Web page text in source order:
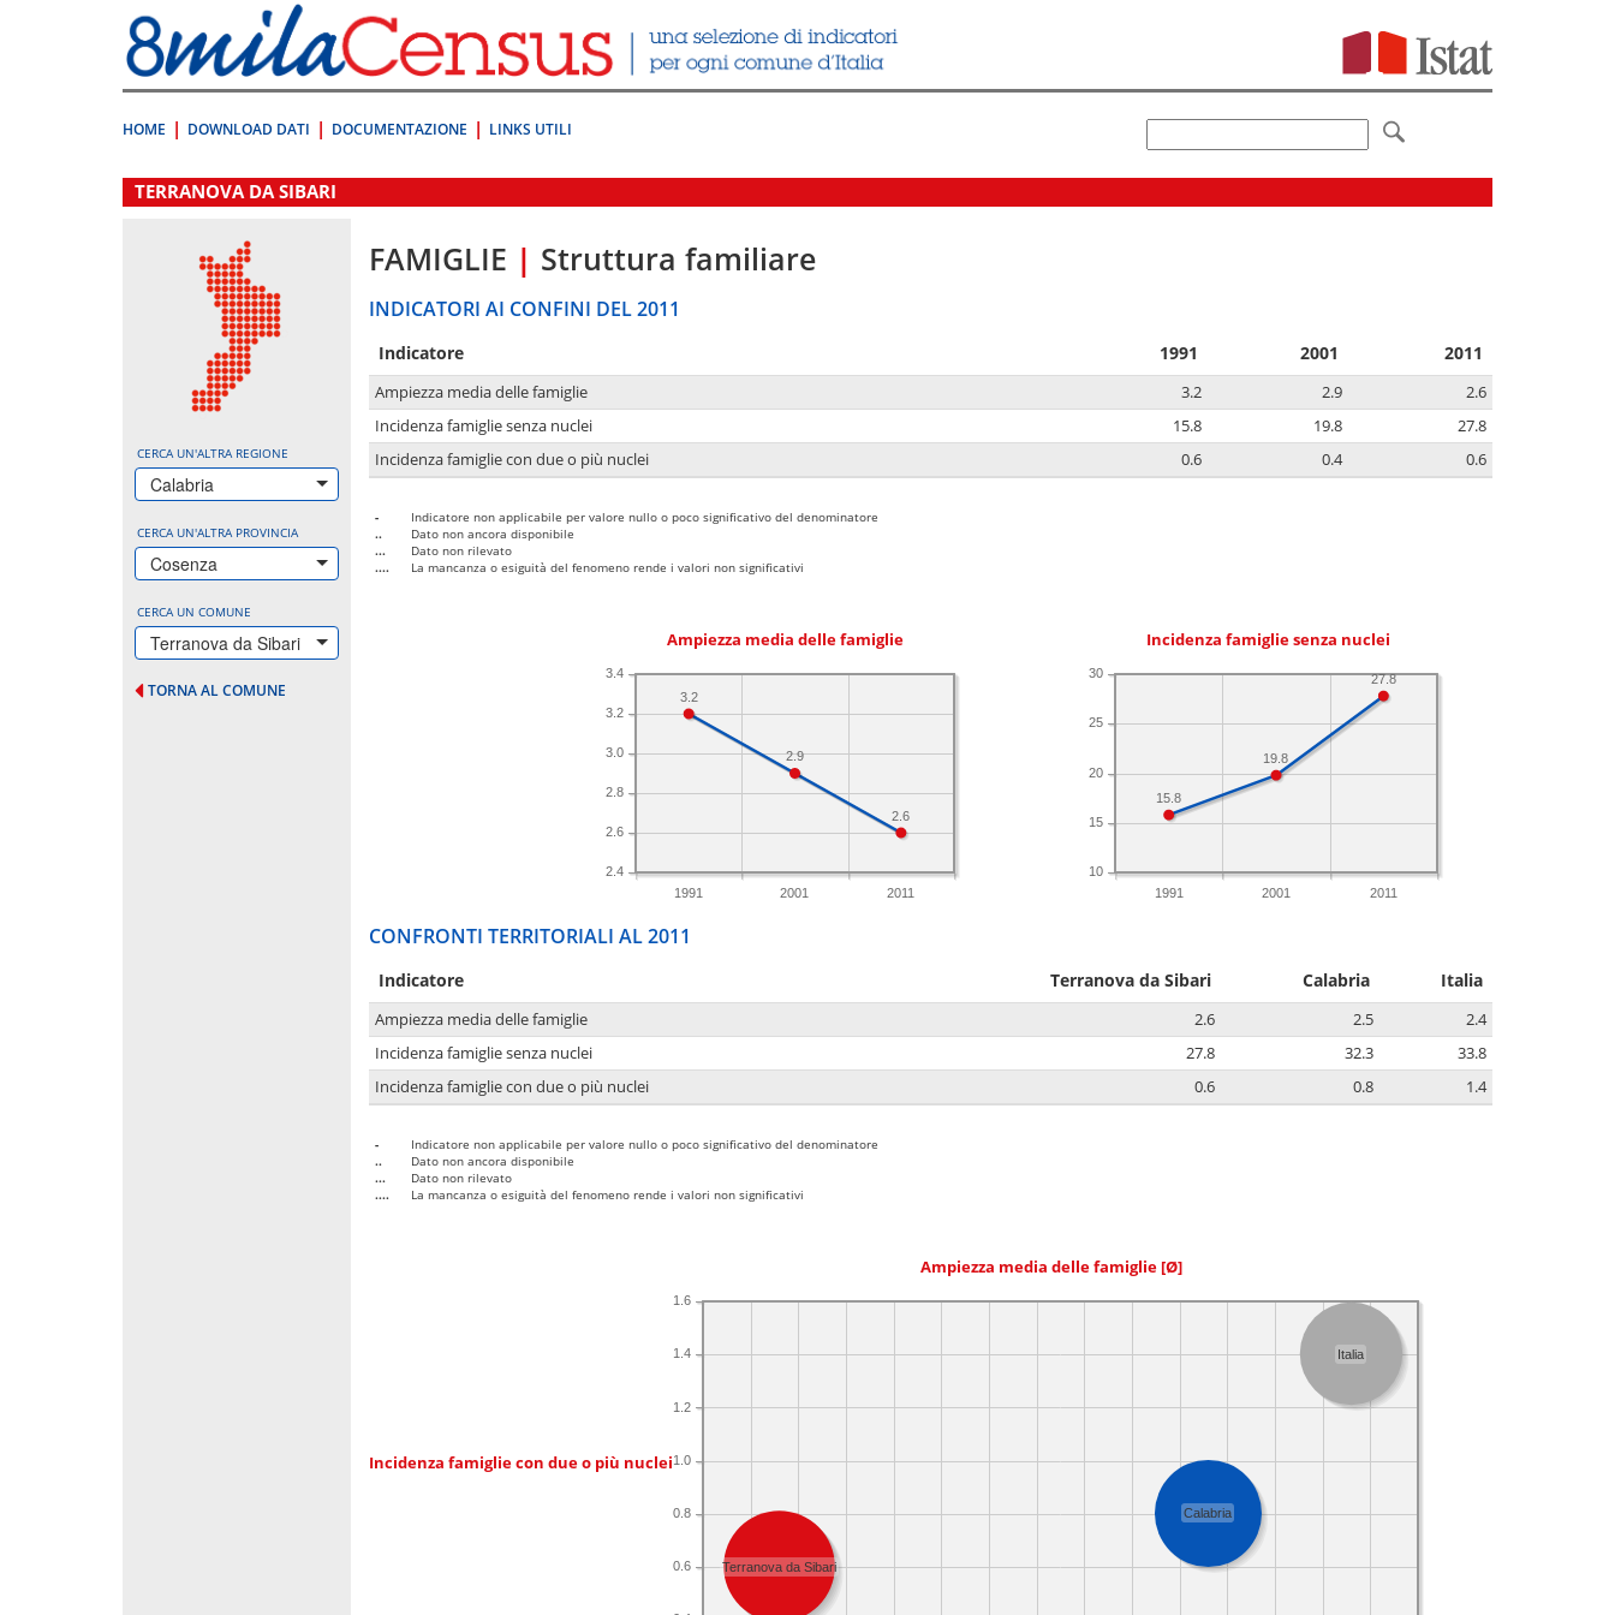
direttamente
a:
Contenuto
HOME DOWNLOAD DATI DOCUMENTAZIONE LINKS UTILI
.
TERRANOVA DA SIBARI
CERCA UN'ALTRA REGIONE
Calabria
CERCA UN'ALTRA PROVINCIA
Cosenza
CERCA UN COMUNE
Terranova da Sibari
TORNA AL COMUNE
FAMIGLIE | Struttura familiare
INDICATORI AI CONFINI DEL 2011
Indicatore 1991 2001 2011
Ampiezza media delle famiglie 3.2 2.9
2.6
Incidenza famiglie senza nuclei
15.8 19.8
27.8
Incidenza famiglie con due o più nuclei
0.6 0.4 0.6
-
Indicatore non applicabile per valore nullo o poco significativo del denominatore
..
Dato non ancora disponibile
...
Dato non rilevato
....
La mancanza o esiguità del fenomeno rende i valori non significativi
Ampiezza media delle famiglie
1991 2001 2011
2.4
2.6
2.8
3.0
3.2
3.4
2.6
2.9
3.2
Incidenza famiglie senza nuclei
1991 2001 2011
10
15
20
25
30 27.8
19.8
15.8
CONFRONTI TERRITORIALI AL 2011
Indicatore Terranova da Sibari Calabria Italia
Ampiezza media delle famiglie 2.6 2.5
2.4
Incidenza famiglie senza nuclei
27.8 32.3
33.8
Incidenza famiglie con due o più nuclei
0.6 0.8 1.4
-
Indicatore non applicabile per valore nullo o poco significativo del denominatore
..
Dato non ancora disponibile
...
Dato non rilevato
....
La mancanza o esiguità del fenomeno rende i valori non significativi
Ampiezza media delle famiglie [Ø]
Incidenza famiglie con due o più nuclei
0.6
0.8
1.0
1.2
1.4
1.6
Terranova da Sibari
Calabria
Italia